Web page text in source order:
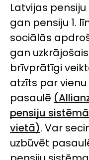
Latvijas
gan pensiju 1.
sociālās
gan
brīvprātīgi
atzīts par
pasaulē (
pensiju
vietā). Var
uzbūvēt